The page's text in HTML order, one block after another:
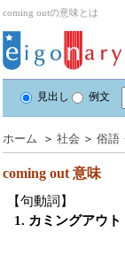
coming outの意味とは
見出し 例文
ホーム ＞ 社会 ＞ 俗語
coming out 意味
【句動詞】
1. カミングアウト